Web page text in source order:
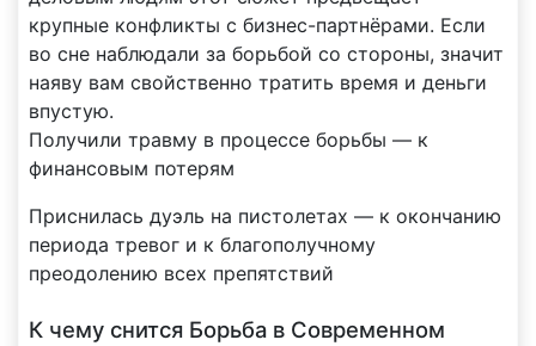
крупные конфликты с бизнес-партнёрами. Если
во сне наблюдали за борьбой со стороны, значит
наяву вам свойственно тратить время и деньги
впустую.
Получили травму в процессе борьбы — к
финансовым потерям
Приснилась дуэль на пистолетах — к окончанию
периода тревог и к благополучному
преодолению всех препятствий
К чему снится Борьба в Современном